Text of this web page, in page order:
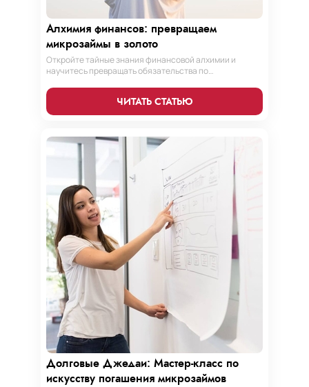
Алхимия финансов: превращаем
микрозаймы в золото
Откройте тайные знания финансовой алхимии и
научитесь превращать обязательства по
мир умного управления долгами с нашим
практическим руководством.
ЧИТАТЬ СТАТЬЮ
Долговые Джедаи: Мастер-класс по
искусству погашения микрозаймов